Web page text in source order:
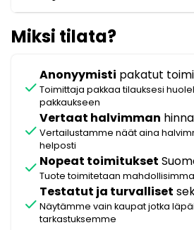
Miksi tilata?
check
Anonyymisti pakatut
Toimittaja pakkaa tilauksesi
pakkaukseen
check
Vertaat halvimman
Vertailustamme näät aina
helposti
check Nopeat toimitukset
Tuote toimitetaan
check
Testatut ja turvalliset
Näytämme vain kaupat jotka
tarkastuksemme